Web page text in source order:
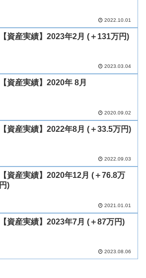
2022.10.01
【資産実績】2023年2月 (＋131万円)
2023.03.04
【資産実績】2020年 8月
2020.09.02
【資産実績】2022年8月 (＋33.5万円)
2022.09.03
【資産実績】2020年12月 (＋76.8万
円)
2021.01.01
【資産実績】2023年7月 (＋87万円)
2023.08.06